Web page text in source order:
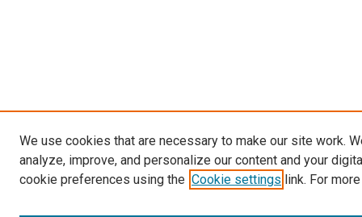
We use cookies that are necessary to make our site work.
analyze, improve, and personalize our content and your
cookie preferences using the Cookie settings link. For